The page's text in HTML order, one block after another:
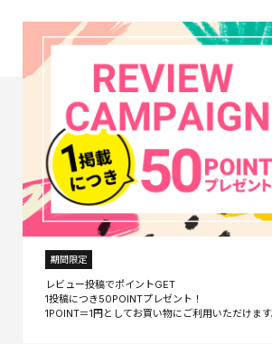
期間限定
レビュー投稿でポイントGET
1投稿につき50POINTプレゼント！